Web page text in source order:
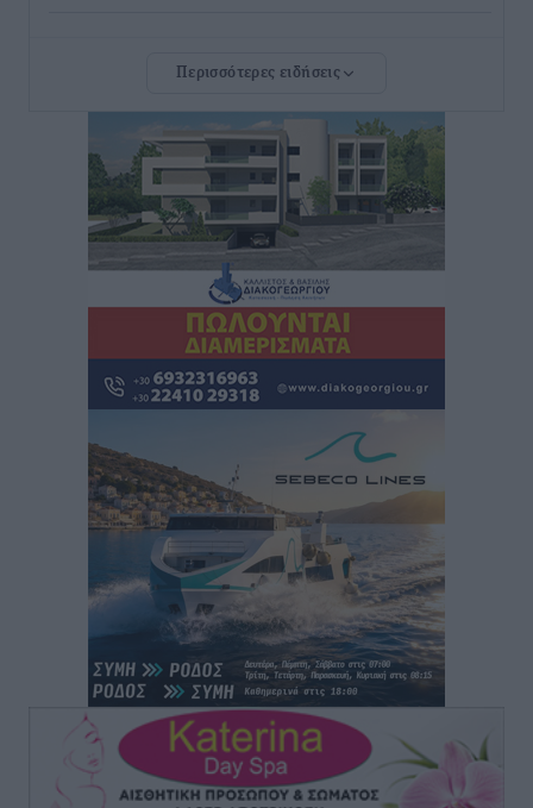
είναι ο μήνας της Παναγίας και η Θεία Λειτουργία η
Πρέσβης της Βραζιλίας: «Η Ελλάδα και η Βραζιλία
έχουν τεράστιες ευκαιρίες συνεργασίας – Η Ρόδος
μπορεί να διαδραματίσει σημαντικό ρόλο»
πριν 1 ώρα
Τσαμπίκα Διαμαντή: Η Ρόδος δεν μπορεί να σχεδιάζει
το μέλλον της μέσα στην αβεβαιότητα
Συνεντεύξεις• πριν 1 ώρα
Η υπογεννητικότητα βάζει λουκέτο σε 11 σχολεία
Πρωτοβάθμιας στα Δωδεκάνησα
Ρεπορτάζ• πριν 1 ώρα
Κ. Σπανός: Παρά την αυξημένη τουριστική κίνηση, η
αγορά της Ρόδου κινείται κάτω από τις προσδοκίες
πριν 1 ώρα
Ο λαγοκέφαλος βρήκε επιτέλους τιμή, μένει να βρεθεί
και σχέδιο
Δημο-Κρίσεις• πριν 1 ώρα
Περισσότερες ειδήσεις